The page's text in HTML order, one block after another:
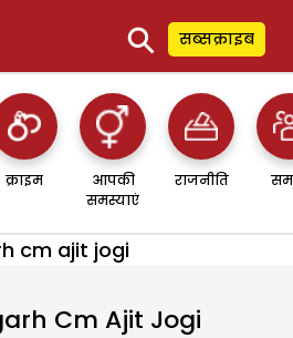
⚲ सब्सक्राइब
क्राइम
आपकी
समस्याएं
राजनीति
cm ajit jogi
Cm Ajit Jogi